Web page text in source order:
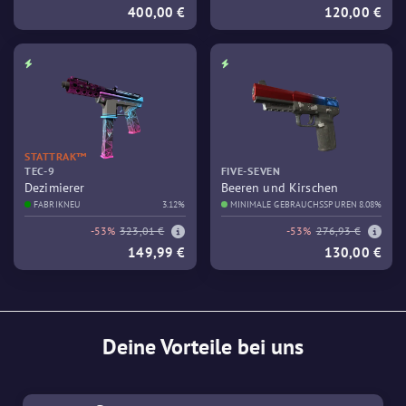
400,00 € 120,00 €
STATTRAK™
TEC-9
Dezimierer
FABRIKNEU 3.12%
-53% 323,01 €
149,99 €
FIVE-SEVEN
Beeren und Kirschen
MINIMALE GEBRAUCHSSPUREN 8.08%
-53% 276,93 €
130,00 €
Deine Vorteile bei uns